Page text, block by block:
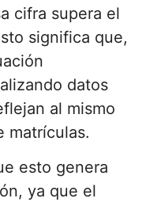
cifra supera el
significa que,
datos
al mismo
matrículas.
esto genera
ya que el